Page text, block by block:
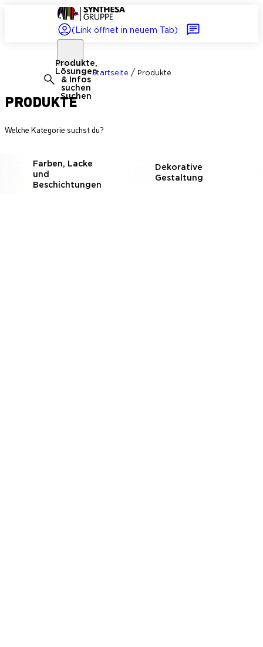
(Link öffnet in neuem Tab)
Produkte,
Lösungen
& Infos
suchen
Suchen
Startseite / Produkte
PRODUKTE
Welche Kategorie suchst du?
Farben, Lacke
und
Beschichtungen
Dekorative
Gestaltung